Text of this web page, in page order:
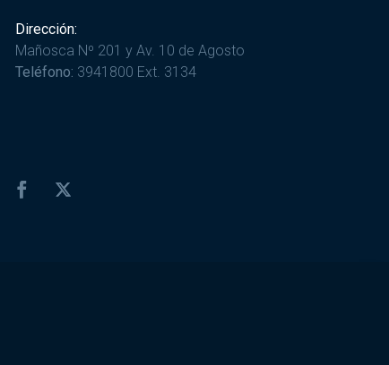
Dirección:
Mañosca Nº 201 y Av. 10 de Agosto
Teléfono: 3941800 Ext. 3134